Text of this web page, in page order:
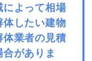
によって相場
体したい建物
体業者の見積
がありま